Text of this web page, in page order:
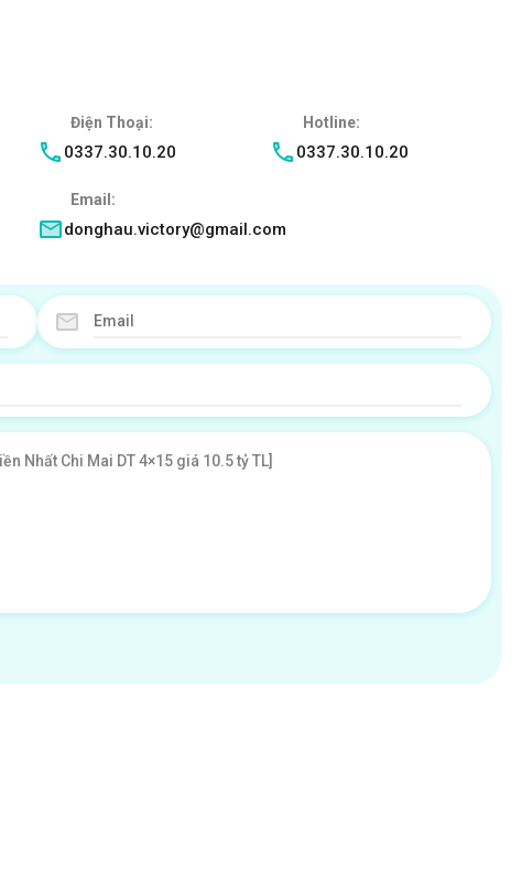
Điện Thoại:
0337.30.10.20
Hotline:
0337.30.10.20
Email:
donghau.victory@gmail.com